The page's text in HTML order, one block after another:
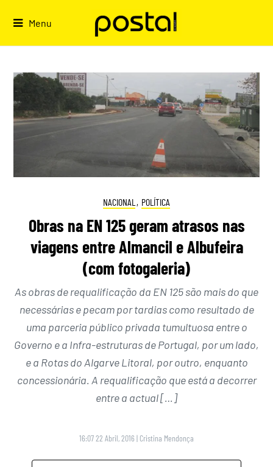
Menu
NACIONAL , POLÍTICA
Obras na EN 125 geram atrasos nas
viagens entre Almancil e Albufeira
(com fotogaleria)
As obras de requalificação da EN 125 são mais do que
necessárias e pecam por tardias como resultado de
uma parceria público privada tumultuosa entre o
Governo e a Infra-estruturas de Portugal, por um lado,
e a Rotas do Algarve Litoral, por outro, enquanto
concessionária. A requalificação que está a decorrer
entre a actual […]
16:07 22 Abril, 2016 | Cristina Mendonça